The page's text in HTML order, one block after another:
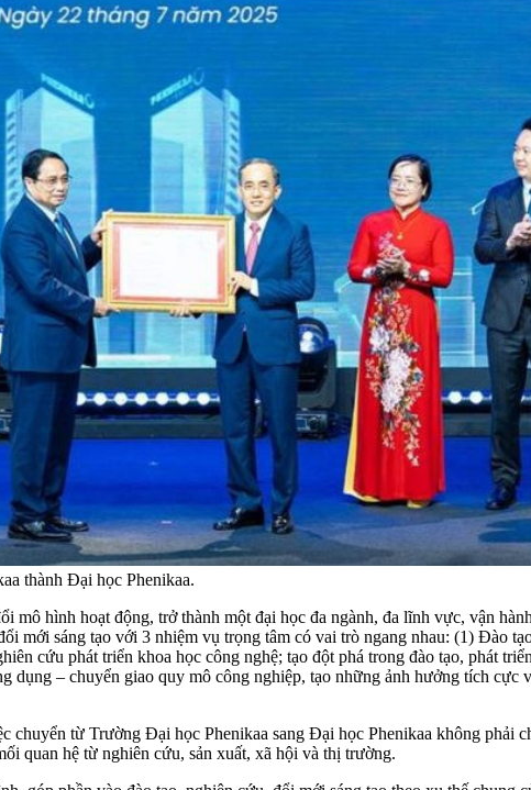
thành Đại học Phenikaa.
hình hoạt động, trở thành một đại học đa ngành, đa lĩnh vực, vận
mới sáng tạo với 3 nhiệm vụ trọng tâm có vai trò ngang nhau: (1) Đào
cứu phát triển khoa học công nghệ; tạo đột phá trong đào tạo, phát
– chuyển giao quy mô công nghiệp, tạo những ảnh hưởng tích cực
từ Trường Đại học Phenikaa sang Đại học Phenikaa không phải
quan hệ từ nghiên cứu, sản xuất, xã hội và thị trường.